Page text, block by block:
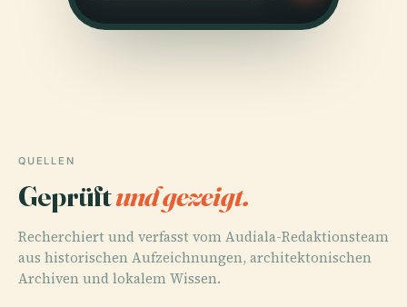
QUELLEN
Geprüftund gezeigt.
Recherchiert und verfasst vom Audiala-Redaktionsteam
aus historischen Aufzeichnungen, architektonischen
Archiven und lokalem Wissen.